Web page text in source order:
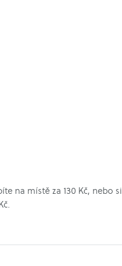
na místě za 130 Kč, nebo si